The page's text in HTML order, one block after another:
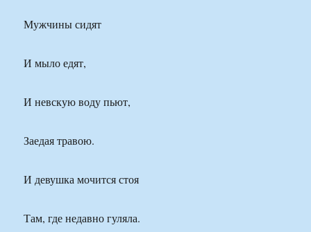
Мужчины сидят
И мыло едят,
И невскую воду пьют,
Заедая травою.
И девушка мочится стоя
Там, где недавно гуляла.